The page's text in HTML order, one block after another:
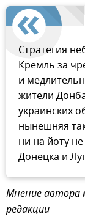
Стратегия
Кремль за
и
жители
украинских
нынешняя
ни на йоту
Донецка и
Мнение автора
редакции